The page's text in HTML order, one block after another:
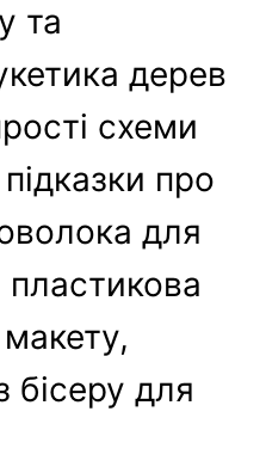
та
дерев
схеми
про
для
бісеру для